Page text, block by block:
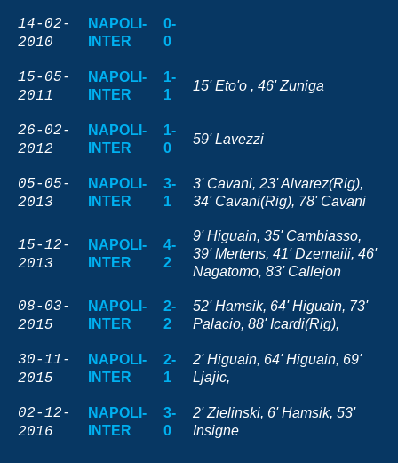
14-02-
2010
NAPOLI-
INTER
0-
0
15-05-
2011
NAPOLI-
INTER
1-
1
15' Eto'o , 46' Zuniga
26-02-
2012
NAPOLI-
INTER
1-
0
59' Lavezzi
05-05-
2013
NAPOLI-
INTER
3-
1
3' Cavani, 23' Alvarez(Rig),
34' Cavani(Rig), 78' Cavani
15-12-
2013
NAPOLI-
INTER
4-
2
9' Higuain, 35' Cambiasso,
39' Mertens, 41' Dzemaili, 46'
Nagatomo, 83' Callejon
08-03-
2015
NAPOLI-
INTER
2-
2
52' Hamsik, 64' Higuain, 73'
Palacio, 88' Icardi(Rig),
30-11-
2015
NAPOLI-
INTER
2-
1
2' Higuain, 64' Higuain, 69'
Ljajic,
02-12-
2016
NAPOLI-
INTER
3-
0
2' Zielinski, 6' Hamsik, 53'
Insigne